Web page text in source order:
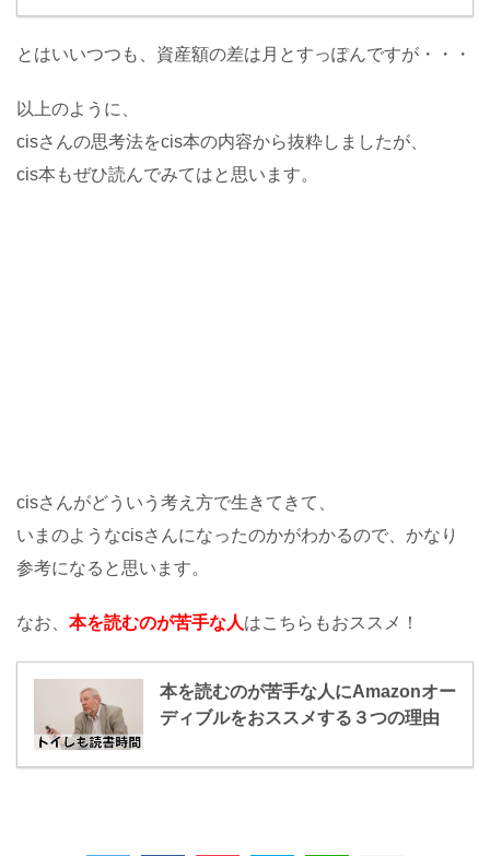
とはいいつつも、資産額の差は月とすっぽんですが・・・
以上のように、
cisさんの思考法をcis本の内容から抜粋しましたが、
cis本もぜひ読んでみてはと思います。
cisさんがどういう考え方で生きてきて、
いまのようなcisさんになったのかがわかるので、かなり
参考になると思います。
なお、 本を読むのが苦手な人はこちらもおススメ！
本を読むのが苦手な人にAmazonオー
ディブルをおススメする３つの理由